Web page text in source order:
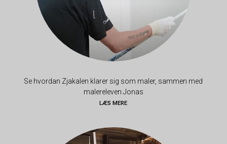
Se hvordan Zjakalen klarer sig som maler, sammen med
malereleven Jonas
LÆS MERE